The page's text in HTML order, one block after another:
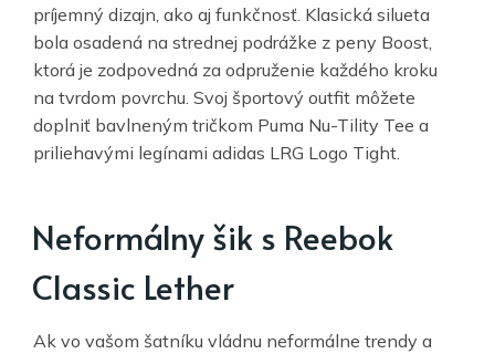
príjemný dizajn, ako aj funkčnosť. Klasická silueta
bola osadená na strednej podrážke z peny Boost,
ktorá je zodpovedná za odpruženie každého kroku
na tvrdom povrchu. Svoj športový outfit môžete
doplniť bavlneným tričkom Puma Nu-Tility Tee a
priliehavými legínami adidas LRG Logo Tight.
Neformálny šik s Reebok
Classic Lether
Ak vo vašom šatníku vládnu neformálne trendy a